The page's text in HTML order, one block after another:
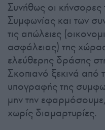
Συνήθως οι κήνσορες
Συμφωνίας και των
τις απώλειες
ασφάλειας) της
ελεύθερης δράσης
Σκοπιανό ξεκινά από
υπογραφής της
μην την
χωρίς διαμαρτυρίες.